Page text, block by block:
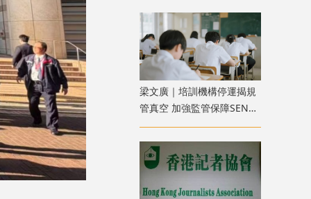
​梁文廣｜培訓機構停運揭規
管真空 加強監管保障SEN兒
童權益